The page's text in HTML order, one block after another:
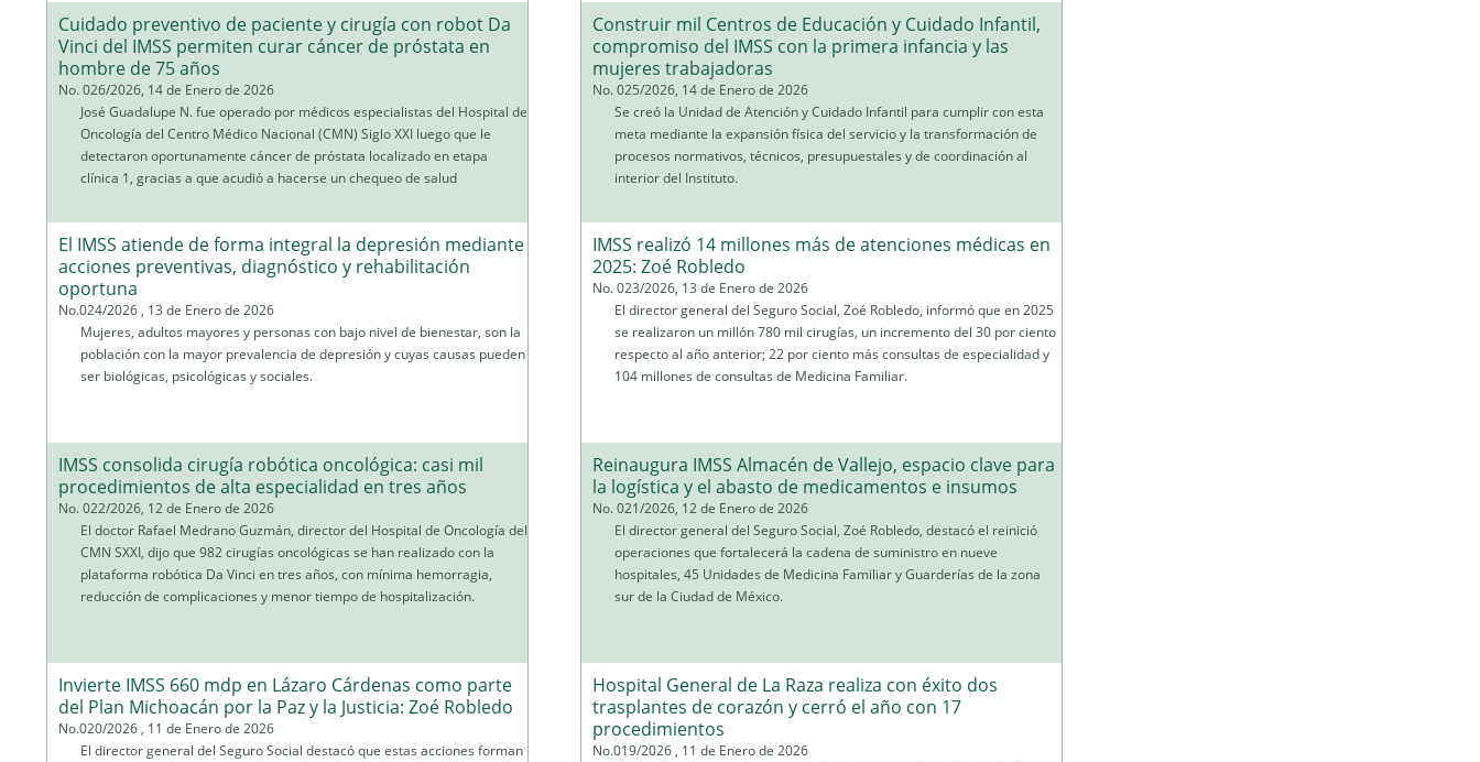
Cuidado preventivo de paciente y cirugía con robot Da
Vinci del IMSS permiten curar cáncer de próstata en
hombre de 75 años
No. 026/2026, 14 de Enero de 2026
José Guadalupe N. fue operado por médicos especialistas del Hospital de
Oncología del Centro Médico Nacional (CMN) Siglo XXI luego que le
detectaron oportunamente cáncer de próstata localizado en etapa
clínica 1, gracias a que acudió a hacerse un chequeo de salud
Construir mil Centros de Educación y Cuidado Infantil,
compromiso del IMSS con la primera infancia y las
mujeres trabajadoras
No. 025/2026, 14 de Enero de 2026
Se creó la Unidad de Atención y Cuidado Infantil para cumplir con esta
meta mediante la expansión física del servicio y la transformación de
procesos normativos, técnicos, presupuestales y de coordinación al
interior del Instituto.
El IMSS atiende de forma integral la depresión mediante
acciones preventivas, diagnóstico y rehabilitación
oportuna
No.024/2026 , 13 de Enero de 2026
Mujeres, adultos mayores y personas con bajo nivel de bienestar, son la
población con la mayor prevalencia de depresión y cuyas causas pueden
ser biológicas, psicológicas y sociales.
IMSS realizó 14 millones más de atenciones médicas en
2025: Zoé Robledo
No. 023/2026, 13 de Enero de 2026
El director general del Seguro Social, Zoé Robledo, informó que en 2025
se realizaron un millón 780 mil cirugías, un incremento del 30 por ciento
respecto al año anterior; 22 por ciento más consultas de especialidad y
104 millones de consultas de Medicina Familiar.
IMSS consolida cirugía robótica oncológica: casi mil
procedimientos de alta especialidad en tres años
No. 022/2026, 12 de Enero de 2026
El doctor Rafael Medrano Guzmán, director del Hospital de Oncología del
CMN SXXI, dijo que 982 cirugías oncológicas se han realizado con la
plataforma robótica Da Vinci en tres años, con mínima hemorragia,
reducción de complicaciones y menor tiempo de hospitalización.
Reinaugura IMSS Almacén de Vallejo, espacio clave para
la logística y el abasto de medicamentos e insumos
No. 021/2026, 12 de Enero de 2026
El director general del Seguro Social, Zoé Robledo, destacó el reinició
operaciones que fortalecerá la cadena de suministro en nueve
hospitales, 45 Unidades de Medicina Familiar y Guarderías de la zona
sur de la Ciudad de México.
Invierte IMSS 660 mdp en Lázaro Cárdenas como parte
del Plan Michoacán por la Paz y la Justicia: Zoé Robledo
No.020/2026 , 11 de Enero de 2026
El director general del Seguro Social destacó que estas acciones forman
Hospital General de La Raza realiza con éxito dos
trasplantes de corazón y cerró el año con 17
procedimientos
No.019/2026 , 11 de Enero de 2026